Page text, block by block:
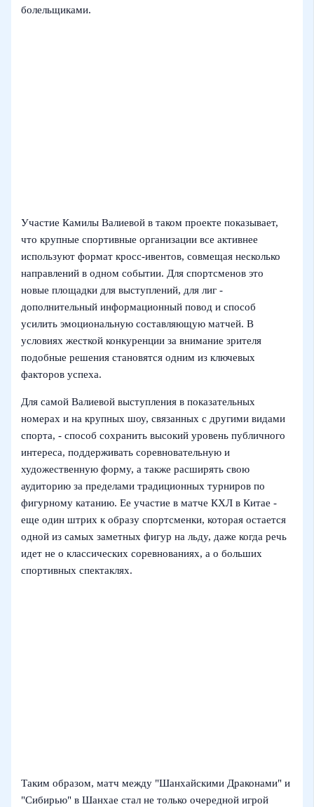
болельщиками.
Участие Камилы Валиевой в таком проекте показывает,
что крупные спортивные организации все активнее
используют формат кросс-ивентов, совмещая несколько
направлений в одном событии. Для спортсменов это
новые площадки для выступлений, для лиг -
дополнительный информационный повод и способ
усилить эмоциональную составляющую матчей. В
условиях жесткой конкуренции за внимание зрителя
подобные решения становятся одним из ключевых
факторов успеха.
Для самой Валиевой выступления в показательных
номерах и на крупных шоу, связанных с другими видами
спорта, - способ сохранить высокий уровень публичного
интереса, поддерживать соревновательную и
художественную форму, а также расширять свою
аудиторию за пределами традиционных турниров по
фигурному катанию. Ее участие в матче КХЛ в Китае -
еще один штрих к образу спортсменки, которая остается
одной из самых заметных фигур на льду, даже когда речь
идет не о классических соревнованиях, а о больших
спортивных спектаклях.
Таким образом, матч между "Шанхайскими Драконами" и
"Сибирью" в Шанхае стал не только очередной игрой